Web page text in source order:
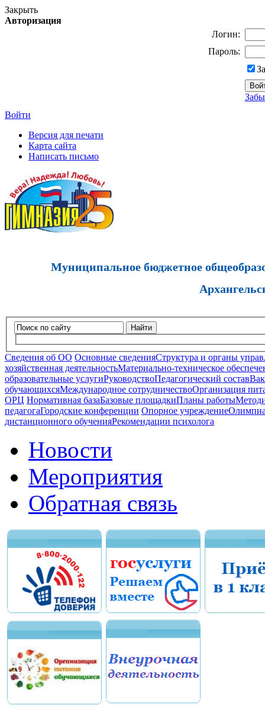
Закрыть
Авторизация
Логин:
Пароль:
Войти
Версия для печати
Карта сайта
Написать письмо
Муниципальное бюджетное
Найти
Сведения об ОО Основные сведенияСтруктура и органы
хозяйственная деятельностьМатериально-техническое
образовательные услугиРуководствоПедагогический состав
обучающихсяМеждународное сотрудничествоОрганизация
ОРЦ Нормативная базаБазовые площадкиПланы работы
педагогаГородские конференции Опорное учреждение
дистанционного обученияРекомендации психолога
Новости
Мероприятия
Обратная связь